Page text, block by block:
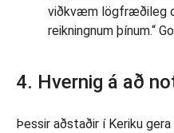
viðkvæm lögfræðileg
reikningnum þínum.“
4. Hvernig á að
Þessir aðstaðir í Keriku